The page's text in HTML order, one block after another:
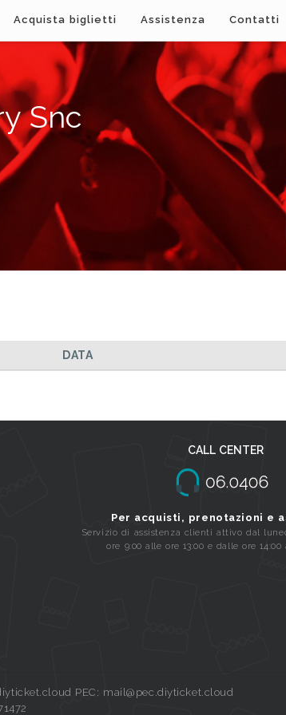
Acquista biglietti Assistenza Contatti
Snc
DATA
CALL CENTER
Per acquisti, prenotazioni e
Servizio di assistenza clienti attivo dal
ore 9:00 alle ore 13:00 e dalle ore 14:00
PEC: mail@pec.diyticket.cloud